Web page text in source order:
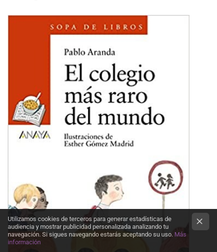
Utilizamos cookies de terceros para generar estadísticas de
audiencia y mostrar publicidad personalizada analizando tu
navegación. Si sigues navegando estarás aceptando su uso. Más
información